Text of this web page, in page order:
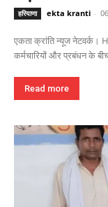
हरियाणा ekta kranti -
एकता क्रांति न्यूज
कर्मचारियों और प्रबंधन के
Read more